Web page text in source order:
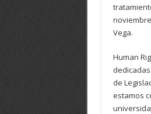
Vega.
Human
de
estamos